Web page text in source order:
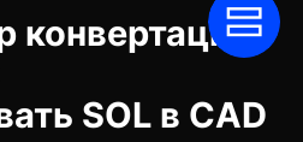
конвертации
SOL в CAD